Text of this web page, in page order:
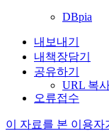
DBpia
내보내기
내책장담기
공유하기
URL 복
오류접수
이 자료를 본 이용자